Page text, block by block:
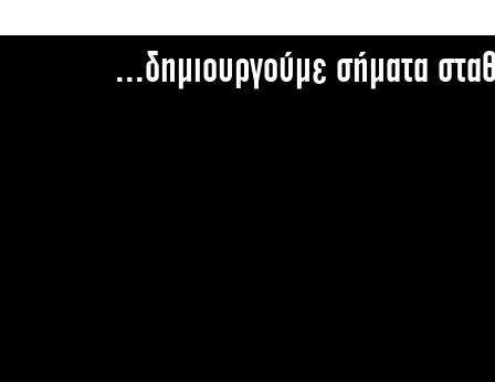
...δημιουργούμε σήματα